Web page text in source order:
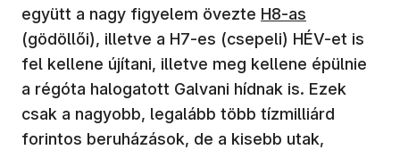
együtt a nagy figyelem övezte H8-as
(gödöllői), illetve a H7-es (csepeli) HÉV-et is
fel kellene újítani, illetve meg kellene épülnie
a régóta halogatott Galvani hídnak is. Ezek
csak a nagyobb, legalább több tízmilliárd
forintos beruházások, de a kisebb utak,